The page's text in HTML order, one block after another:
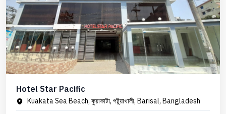
Hotel Star Pacific
Kuakata Sea Beach, কুয়াকাটা, পটুয়াখালী, Barisal, Bangladesh